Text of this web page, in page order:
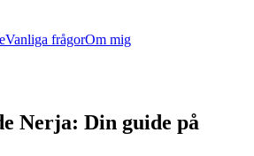
Vanliga frågorOm mig
Nerja: Din guide på